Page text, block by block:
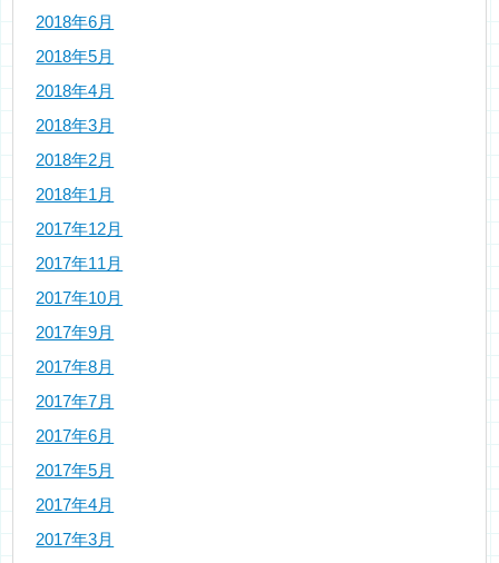
2018年6月
2018年5月
2018年4月
2018年3月
2018年2月
2018年1月
2017年12月
2017年11月
2017年10月
2017年9月
2017年8月
2017年7月
2017年6月
2017年5月
2017年4月
2017年3月